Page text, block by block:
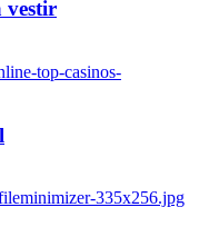
vestir
top-casinos-
335x256.jpg